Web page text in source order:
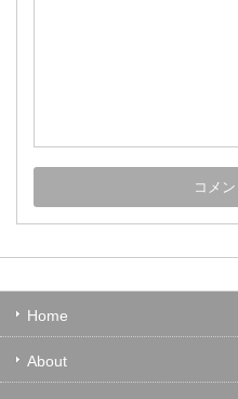
Home
About